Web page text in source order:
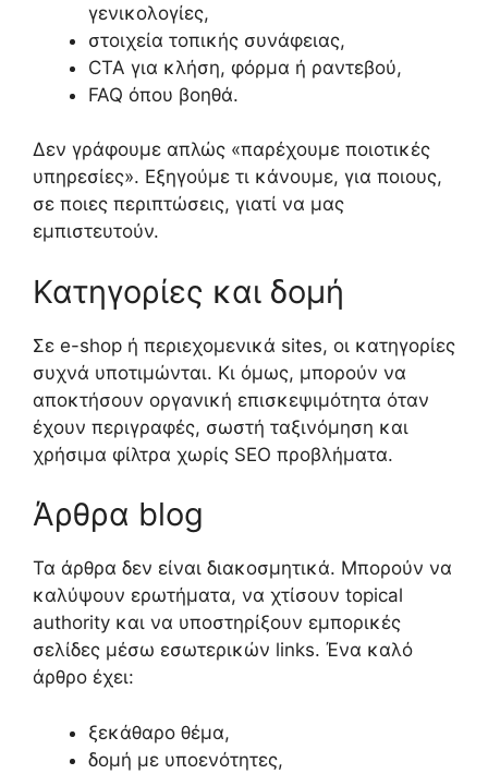
γενικολογίες,
στοιχεία τοπικής συνάφειας,
CTA για κλήση, φόρμα ή ραντεβού,
FAQ όπου βοηθά.
Δεν γράφουμε απλώς «παρέχουμε ποιοτικές
υπηρεσίες». Εξηγούμε τι κάνουμε, για ποιους,
σε ποιες περιπτώσεις, γιατί να μας
εμπιστευτούν.
Κατηγορίες και δομή
Σε e-shop ή περιεχομενικά sites, οι κατηγορίες
συχνά υποτιμώνται. Κι όμως, μπορούν να
αποκτήσουν οργανική επισκεψιμότητα όταν
έχουν περιγραφές, σωστή ταξινόμηση και
χρήσιμα φίλτρα χωρίς SEO προβλήματα.
Άρθρα blog
Τα άρθρα δεν είναι διακοσμητικά. Μπορούν να
καλύψουν ερωτήματα, να χτίσουν topical
authority και να υποστηρίξουν εμπορικές
σελίδες μέσω εσωτερικών links. Ένα καλό
άρθρο έχει:
ξεκάθαρο θέμα,
δομή με υποενότητες,